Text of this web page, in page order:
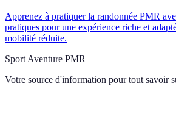
Apprenez à pratiquer la randonnée PMR
pratiques pour une expérience riche et
mobilité réduite.
Sport Aventure PMR
Votre source d'information pour tout savoir